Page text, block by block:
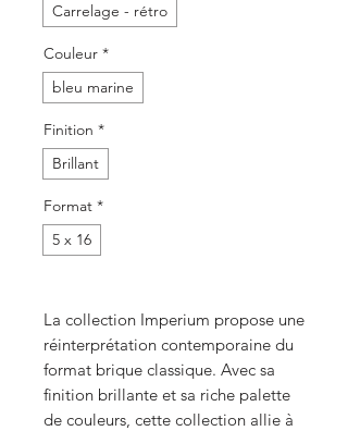
Carrelage - rétro
Couleur *
bleu marine
Finition *
Brillant
Format *
5 x 16
La collection Imperium propose une
réinterprétation contemporaine du
format brique classique. Avec sa
finition brillante et sa riche palette
de couleurs, cette collection allie à